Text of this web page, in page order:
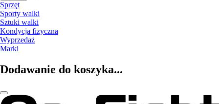
Sprzęt
Sporty walki
Sztuki walki
Kondycja fizyczna
Wyprzedaż
Marki
Dodawanie do koszyka...